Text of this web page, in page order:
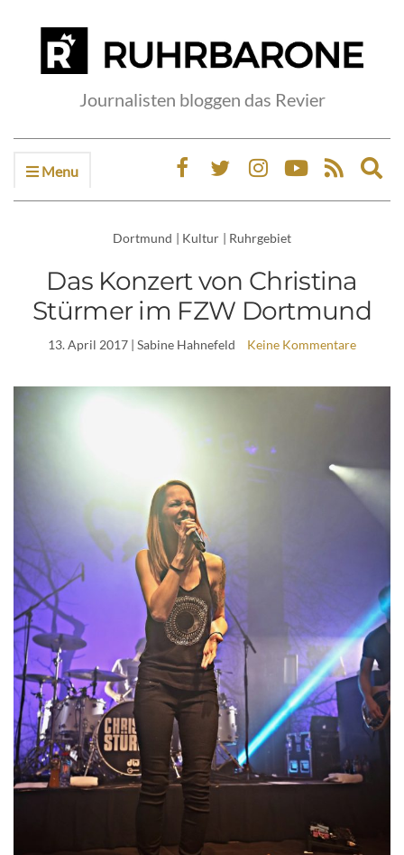
Journalisten bloggen das Revier
Menu
Dortmund | Kultur | Ruhrgebiet
Das Konzert von Christina
Stürmer im FZW Dortmund
13. April 2017 | Sabine Hahnefeld Keine Kommentare